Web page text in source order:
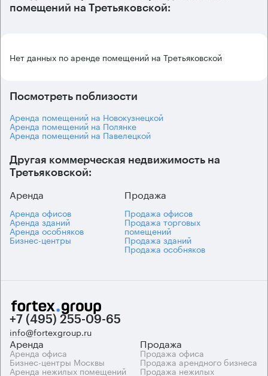
помещений на Третьяковской:
Нет данных по аренде помещений на Третьяковской
Посмотреть поблизости
Аренда помещений на Новокузнецкой
Аренда помещений на Полянке
Аренда помещений на Павелецкой
Другая коммерческая недвижимость на
Третьяковской:
Аренда
Аренда офисов
Аренда зданий
Аренда особняков
Бизнес-центры
Продажа
Продажа офисов
Продажа торговых
помещений
Продажа зданий
Продажа особняков
+7 (495) 255-09-65
info@fortexgroup.ru
Аренда
Аренда офиса
Бизнес-центры Москвы
Аренда нежилых помещений
Продажа
Продажа офиса
Продажа арендного бизнеса
Продажа нежилых